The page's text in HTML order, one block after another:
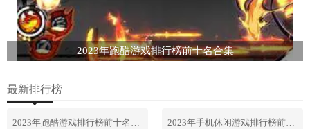
2023年跑酷游戏排行榜前十名合集
最新排行榜
2023年手机休闲游戏排行榜前十名